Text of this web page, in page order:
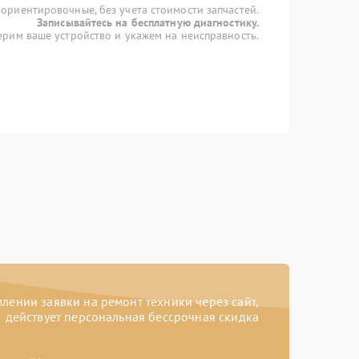
без учета стоимости запчастей.
Записывайтесь на бесплатную диагностику.
ваше устройство и укажем на неисправность.
заявки на ремонт техники через сайт,
действует персональная бессрочная скидка